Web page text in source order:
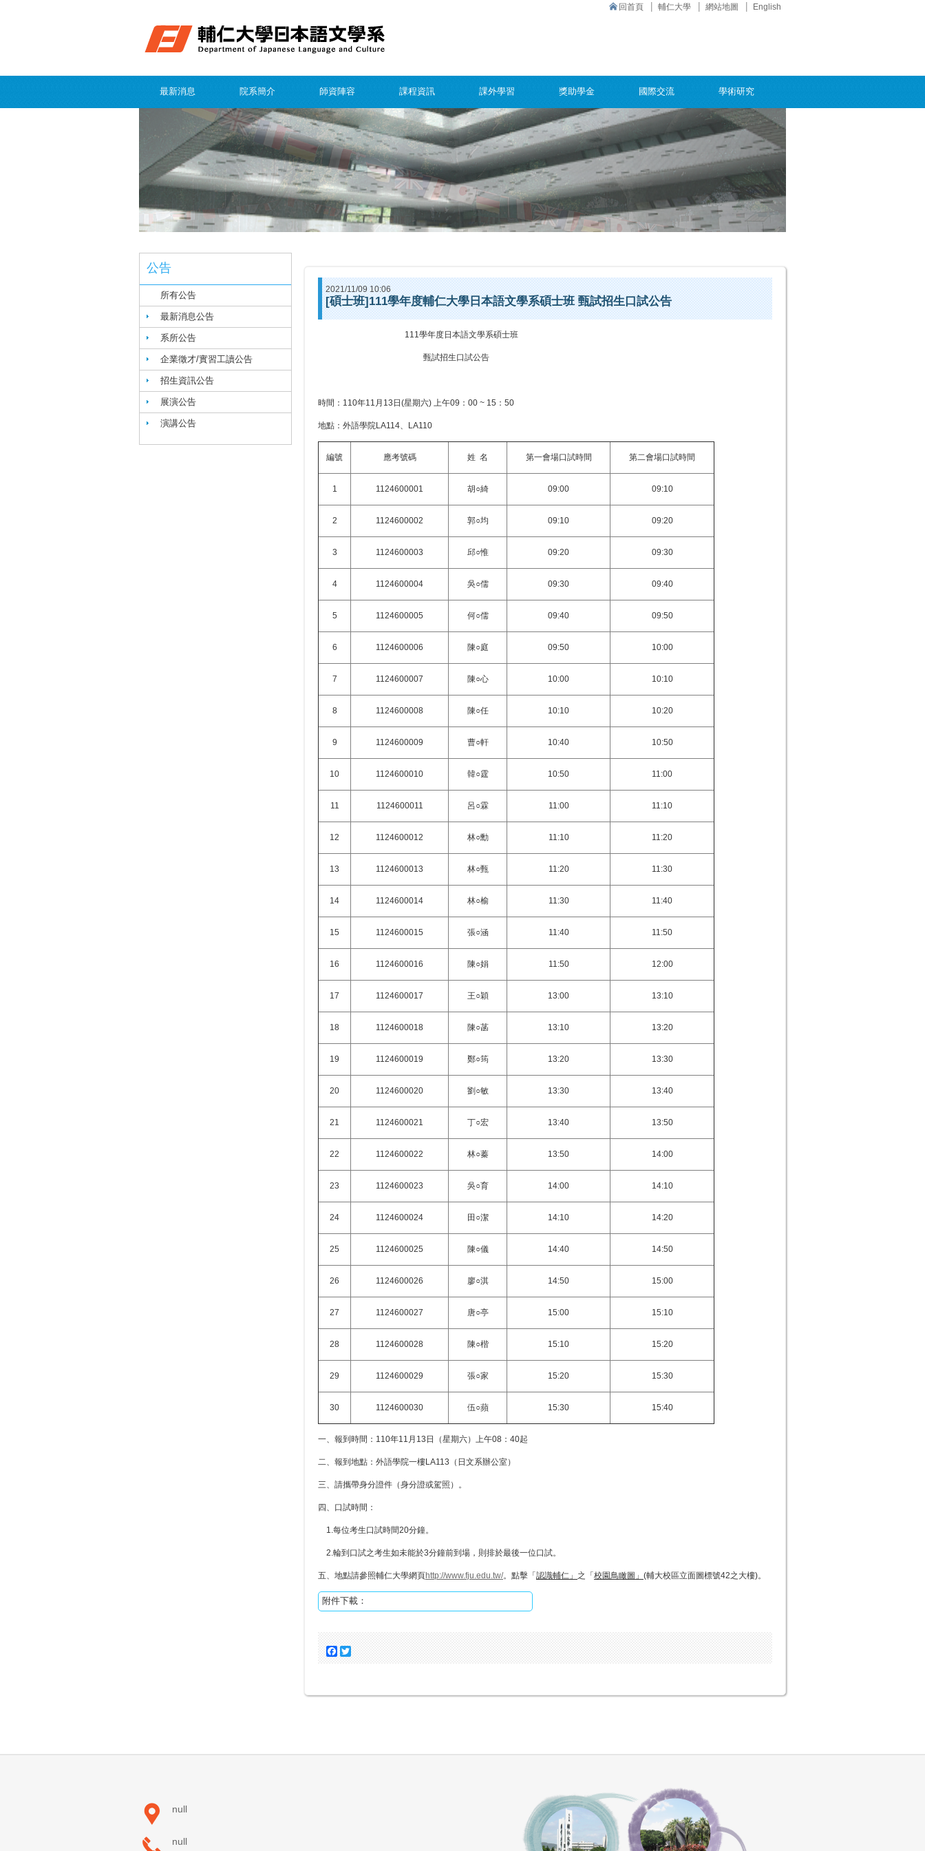
回首頁 輔仁大學 網站地圖 English
最新消息 院系簡介 師資陣容 課程資訊 課外學習 獎助學金 國際交流 學術研究
公告
所有公告
最新消息公告
系所公告
企業徵才/實習工讀公告
招生資訊公告
展演公告
演講公告
2021/11/09 10:06
[碩士班]111學年度輔仁大學日本語文學系碩士班 甄試招生口試公告
111學年度日本語文學系碩士班
甄試招生口試公告
時間：110年11月13日(星期六) 上午09：00 ~ 15：50
地點：外語學院LA114、LA110
編號 應考號碼 姓 名 第一會場口試時間 第二會場口試時間
1 1124600001 胡○綺 09:00 09:10
2 1124600002 郭○均 09:10 09:20
3 1124600003 邱○惟 09:20 09:30
4 1124600004 吳○儒 09:30 09:40
5 1124600005 何○儒 09:40 09:50
6 1124600006 陳○庭 09:50 10:00
7 1124600007 陳○心 10:00 10:10
8 1124600008 陳○任 10:10 10:20
9 1124600009 曹○軒 10:40 10:50
10 1124600010 韓○霆 10:50 11:00
11 1124600011 呂○霖 11:00 11:10
12 1124600012 林○勳 11:10 11:20
13 1124600013 林○甄 11:20 11:30
14 1124600014 林○榆 11:30 11:40
15 1124600015 張○涵 11:40 11:50
16 1124600016 陳○娟 11:50 12:00
17 1124600017 王○穎 13:00 13:10
18 1124600018 陳○菡 13:10 13:20
19 1124600019 鄭○筠 13:20 13:30
20 1124600020 劉○敏 13:30 13:40
21 1124600021 丁○宏 13:40 13:50
22 1124600022 林○蓁 13:50 14:00
23 1124600023 吳○育 14:00 14:10
24 1124600024 田○潔 14:10 14:20
25 1124600025 陳○儀 14:40 14:50
26 1124600026 廖○淇 14:50 15:00
27 1124600027 唐○亭 15:00 15:10
28 1124600028 陳○楷 15:10 15:20
29 1124600029 張○家 15:20 15:30
30 1124600030 伍○蘋 15:30 15:40
一、報到時間：110年11月13日（星期六）上午08：40起
二、報到地點：外語學院一樓LA113（日文系辦公室）
三、請攜帶身分證件（身分證或駕照）。
四、口試時間：
1.每位考生口試時間20分鐘。
2.輪到口試之考生如未能於3分鐘前到場，則排於最後一位口試。
五、地點請參照輔仁大學網頁http://www.fju.edu.tw/。點擊「 認識輔仁」 之「 校園鳥瞰圖」 (輔大校區立面圖標號42之大樓)。
附件下載：
Facebook
null
null